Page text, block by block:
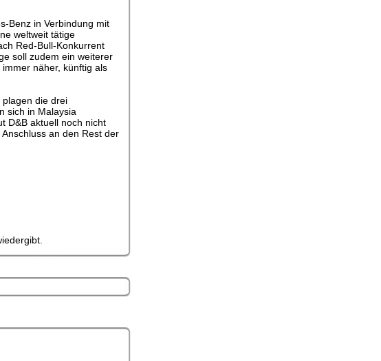
Benz in Verbindung mit
weltweit tätige
Red-Bull-Konkurrent
soll zudem ein weiterer
näher, künftig als
die drei
sich in Malaysia
D&B aktuell noch nicht
an den Rest der